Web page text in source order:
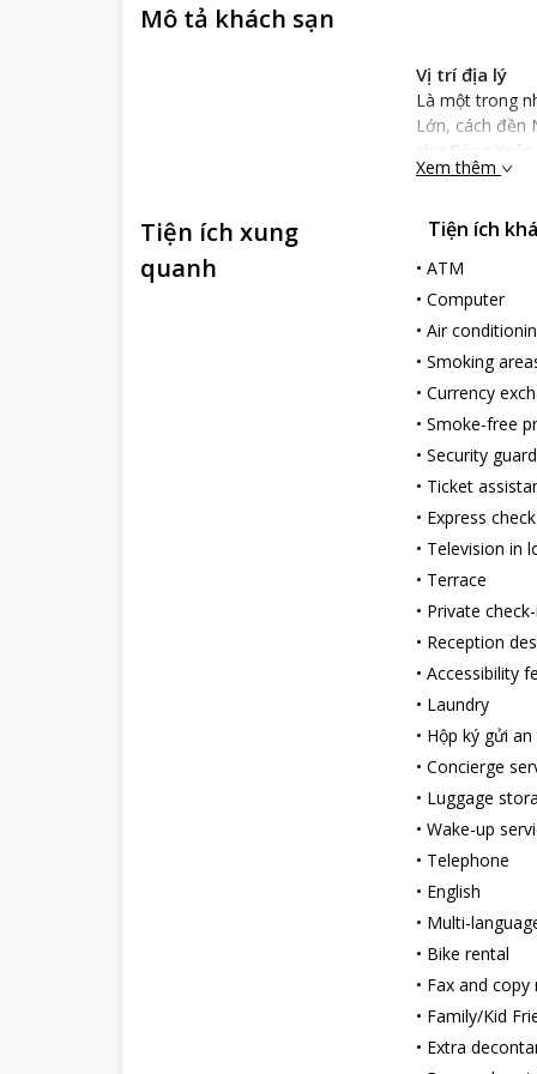
Mô tả khách sạn
Vị trí địa lý
Là một trong
Lớn, cách đền
chợ Đồng
thưởng thức
Especen Hotel
tinh tế nhưng
Nép mình
chuông nhà
kính nhuốm
Especen Hotel
Dịch vụ
Thiết kế nhỏ
các màu sắc
Tất cả hệ
đi kèm có
vệ sinh cá
Ngoài ra tại
tân phục vụ 24
Nếu quý
tiện cho việc đi
Điểm du lịch
Chiêm ngưỡng
Nằm giữa
khuôn viên
sắc lấp lánh
nghiệm cuộc
Đến với
Xem thêm
Tiện ích xung
quanh
Tiện ích
• ATM
• Computer
• Air
• Smoking
• Currency
• Smoke-free
• Security guard
• Ticket
• Express
• Television in
• Terrace
• Private
• Reception
• Accessibility
• Laundry
• Hộp ký gửi
• Concierge
• Luggage
• Wake-up
• Telephone
• English
• Multi-
• Bike rental
• Fax and copy
• Family/Kid
• Extra